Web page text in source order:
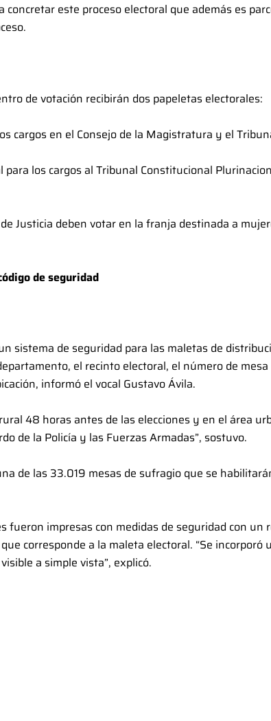
este proceso electoral que además es
de votación recibirán dos papeletas electorales:
cargos en el Consejo de la Magistratura y el
para los cargos al Tribunal Constitucional
Justicia deben votar en la franja destinada a
de seguridad
sistema de seguridad para las maletas de
el recinto electoral, el número de
informó el vocal Gustavo Ávila.
48 horas antes de las elecciones y en el área
de la Policía y las Fuerzas Armadas”, sostuvo.
de las 33.019 mesas de sufragio que se
fueron impresas con medidas de seguridad con un
corresponde a la maleta electoral. “Se incorporó
a simple vista”, explicó.